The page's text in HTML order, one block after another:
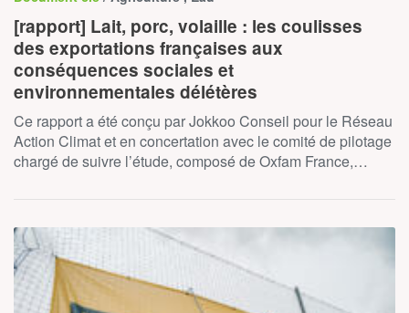
[rapport] Lait, porc, volaille : les coulisses
des exportations françaises aux
conséquences sociales et
environnementales délétères
Ce rapport a été conçu par Jokkoo Conseil pour le Réseau
Action Climat et en concertation avec le comité de pilotage
chargé de suivre l’étude, composé de Oxfam France,…